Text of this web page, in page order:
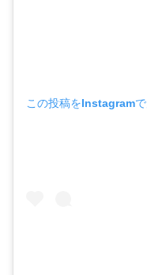
この投稿をInstagramで